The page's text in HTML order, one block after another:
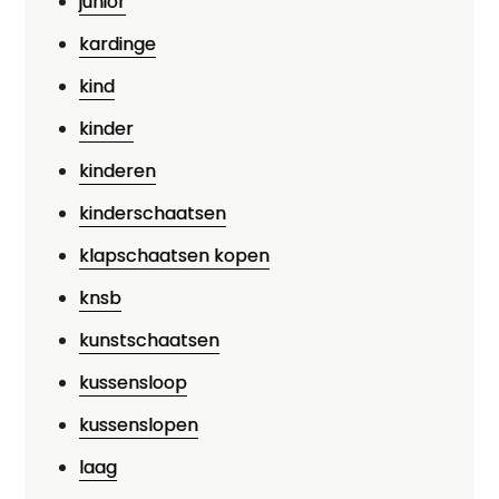
kardinge
kind
kinder
kinderen
kinderschaatsen
klapschaatsen kopen
knsb
kunstschaatsen
kussensloop
kussenslopen
laag